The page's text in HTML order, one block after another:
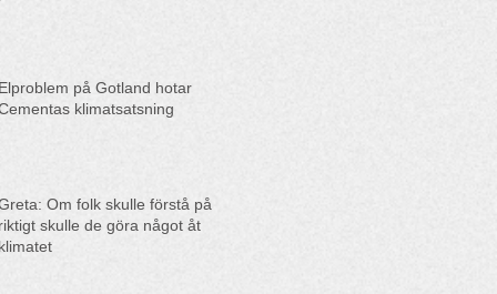
på Gotland hotar
klimatsatsning
Om folk skulle förstå på
skulle de göra något åt